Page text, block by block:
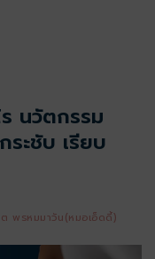
นวัตกรรม
ะชับ เรียบ
พรหมมาวัน(หมอเอ็ดดี้)